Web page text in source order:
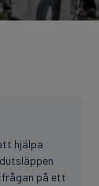
hjälpa
på ett